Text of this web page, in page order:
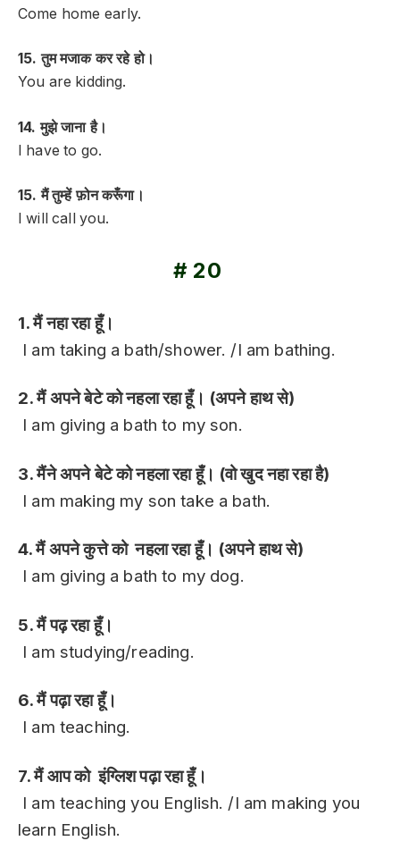
Come home early.
15. तुम मजाक कर रहे हो।
You are kidding.
14. मुझे जाना है।
I have to go.
15. मैं तुम्हें फ़ोन करूँगा।
I will call you.
# 20
1. मैं नहा रहा हूँ।
I am taking a bath/shower. /I am bathing.
2. मैं अपने बेटे को नहला रहा हूँ। (अपने हाथ से)
I am giving a bath to my son.
3. मैंने अपने बेटे को नहला रहा हूँ। (वो खुद नहा रहा है)
I am making my son take a bath.
4. मैं अपने कुत्ते को नहला रहा हूँ। (अपने हाथ से)
I am giving a bath to my dog.
5. मैं पढ़ रहा हूँ।
I am studying/reading.
6. मैं पढ़ा रहा हूँ।
I am teaching.
7. मैं आप को इंग्लिश पढ़ा रहा हूँ।
I am teaching you English. /I am making you
learn English.